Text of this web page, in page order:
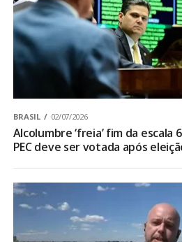
BRASIL 02/07/2026
Alcolumbre ‘freia’ fim da escala
PEC deve ser votada após